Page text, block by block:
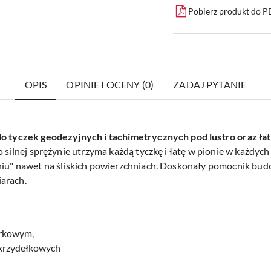
Pobierz produkt do
OPIS OPINIE I OCENY (0) ZADAJ PYTANIE
tyczek geodezyjnych i tachimetrycznych pod lustro oraz
sprężynie utrzyma każdą tyczkę i łatę w pionie w
nawet na śliskich powierzchniach. Doskonały pomocnik